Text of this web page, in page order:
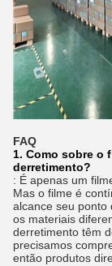
FAQ
1. Como sobre o
derretimento?
: É apenas um
Mas o filme é
alcance seu ponto
os materiais
derretimento têm
precisamos
então produtos